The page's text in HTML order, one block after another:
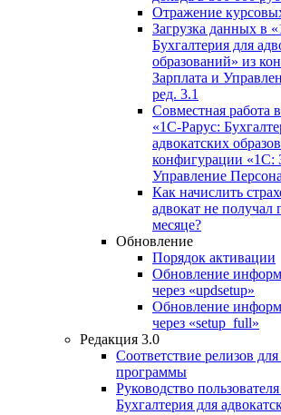
Отражение
Загрузка данных в
Бухгалтерия для
образований» из
Зарплата и
ред. 3.1
Совместная работа
«1С-Рарус:
адвокатских
конфигурации «1С:
Управление
Как начислить
адвокат не получал
месяце?
Обновление
Порядок активации
Обновление
через «updsetup»
Обновление
через «setup_full»
Редакция 3.0
Соответствие релизов
программы
Руководство
Бухгалтерия для